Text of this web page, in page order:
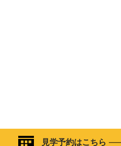
見学予約はこちら